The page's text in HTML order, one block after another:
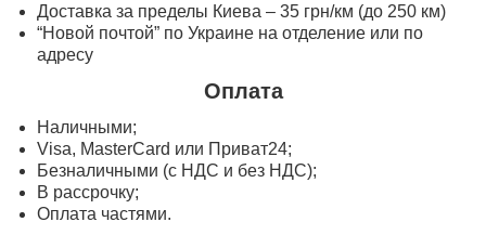
Доставка за пределы Киева – 35 грн/км (до 250 км)
“Новой почтой” по Украине на отделение или по
адресу
Оплата
Наличными;
Visa, MasterСard или Приват24;
Безналичными (с НДС и без НДС);
В рассрочку;
Оплата частями.